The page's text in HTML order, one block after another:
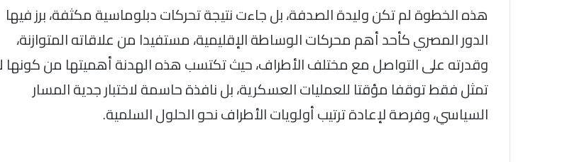
هذه الخطوة لم تكن وليدة الصدفة، بل جاءت نتيجة تحركات دبلوماسية مكثفة، برز فيها
الدور المصري كأحد أهم محركات الوساطة الإقليمية، مستفيدا من علاقاته المتوازنة،
وقدرته على التواصل مع مختلف الأطراف، حيث تكتسب هذه الهدنة أهميتها من كونها
تمثل فقط توقفا مؤقتا للعمليات العسكرية، بل نافذة حاسمة لاختبار جدية المسار
السياسي، وفرصة لإعادة ترتيب أولويات الأطراف نحو الحلول السلمية.